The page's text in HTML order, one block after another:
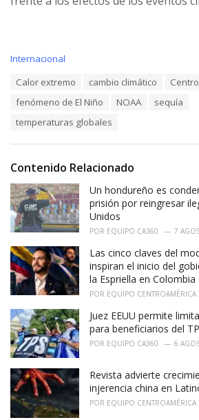
C
s
:
Internacional
Calor extremo cambio climático
fenómeno de El Niño
NOAA
sequía
temperaturas globales
Contenido Relacionado
Un hondureño es
prisión por reingresar
Unidos
POR EQUIPO CA360 7
Las cinco claves del
inspiran el inicio del
la Espriella en Colombia
POR EQUIPO CENTROAMÉRICA
Juez EEUU permite
para beneficiarios del
POR EQUIPO CA360 6
Revista advierte
injerencia china en
POR EQUIPO CENTROAMÉRICA